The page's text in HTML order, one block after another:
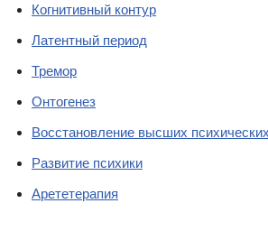
Когнитивный контур
Латентный период
Тремор
Онтогенез
Восстановление высших
Развитие психики
Арететерапия